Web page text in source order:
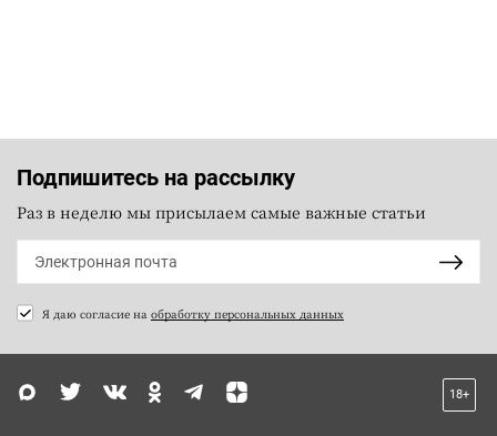
Подпишитесь на рассылку
Раз в неделю мы присылаем самые важные статьи
Я даю согласие на обработку персональных данных
18+